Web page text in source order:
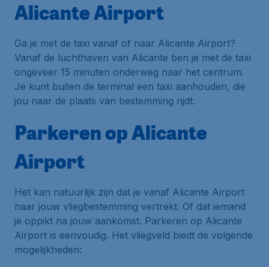
Alicante Airport
Ga je met de taxi vanaf of naar Alicante Airport?
Vanaf de luchthaven van Alicante ben je met de taxi
ongeveer 15 minuten onderweg naar het centrum.
Je kunt buiten de terminal een taxi aanhouden, die
jou naar de plaats van bestemming rijdt.
Parkeren op Alicante
Airport
Het kan natuurlijk zijn dat je vanaf Alicante Airport
naar jouw vliegbestemming vertrekt. Of dat iemand
je oppikt na jouw aankomst. Parkeren op Alicante
Airport is eenvoudig. Het vliegveld biedt de volgende
mogelijkheden: